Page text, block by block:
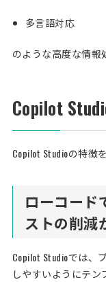
多言語対応
のような高度な情報
Copilot
Copilot Studioの特徴
ローコード
ストの削減
Copilot Studioでは
しやすいようにテン